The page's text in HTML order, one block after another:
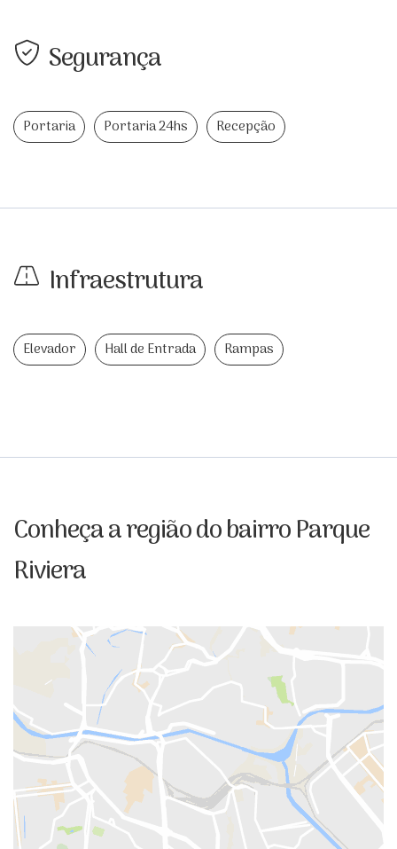
Segurança
Portaria Portaria 24hs Recepção
Infraestrutura
Elevador Hall de Entrada Rampas
Conheça a região do bairro Parque
Riviera